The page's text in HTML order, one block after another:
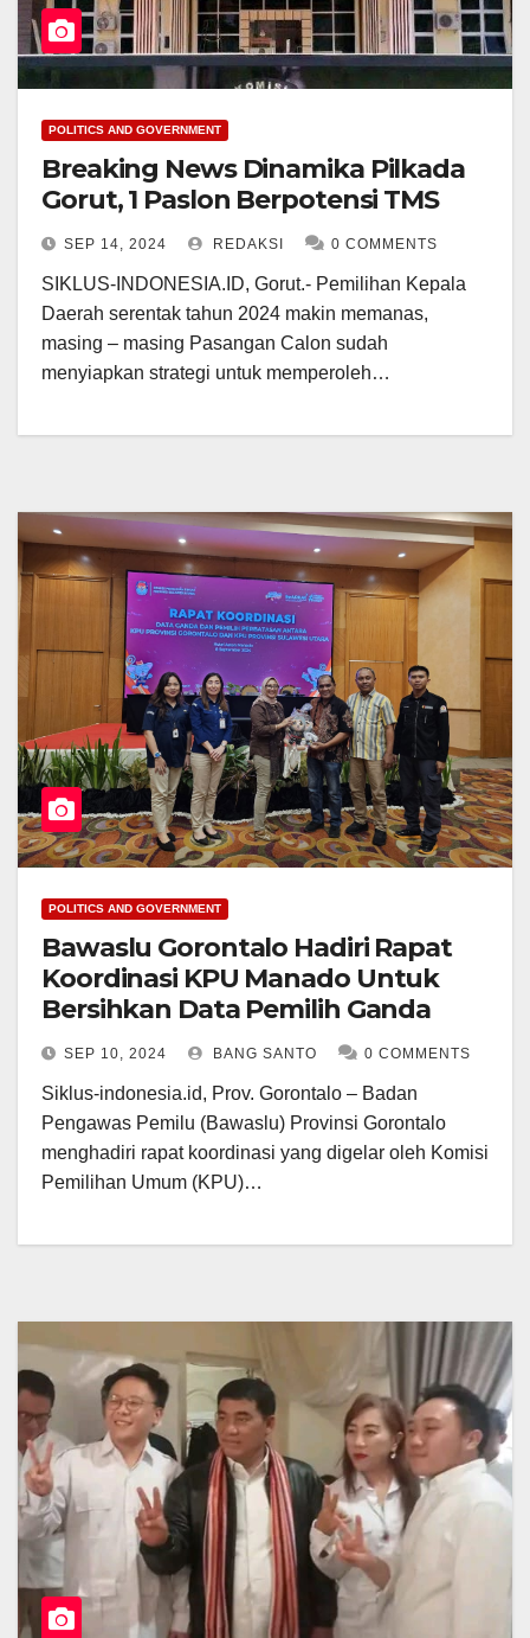
POLITICS AND GOVERNMENT
Breaking News Dinamika Pilkada
Gorut, 1 Paslon Berpotensi TMS
SEP 14, 2024 REDAKSI 0 COMMENTS
SIKLUS-INDONESIA.ID, Gorut.- Pemilihan Kepala
Daerah serentak tahun 2024 makin memanas,
masing – masing Pasangan Calon sudah
menyiapkan strategi untuk memperoleh…
POLITICS AND GOVERNMENT
Bawaslu Gorontalo Hadiri Rapat
Koordinasi KPU Manado Untuk
Bersihkan Data Pemilih Ganda
SEP 10, 2024 BANG SANTO 0 COMMENTS
Siklus-indonesia.id, Prov. Gorontalo – Badan
Pengawas Pemilu (Bawaslu) Provinsi Gorontalo
menghadiri rapat koordinasi yang digelar oleh Komisi
Pemilihan Umum (KPU)…